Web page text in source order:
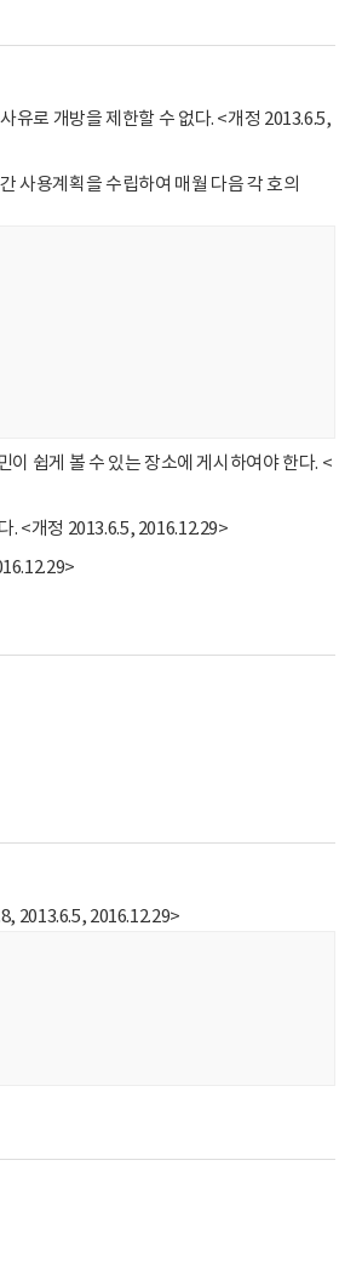
유로 개방을 제한할 수 없다. <개정 2013.6.5,
용계획을 수립하여 매월 다음 각 호의
쉽게 볼 수 있는 장소에 게시하여야 한다. <
. <개정 2013.6.5, 2016.12.29>
2013.6.5, 2016.12.29>